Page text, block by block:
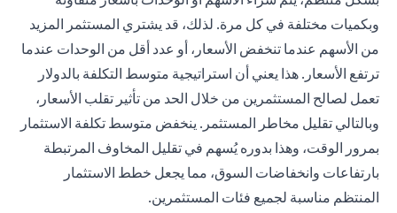
وبكميات مختلفة في كل مرة. لذلك، قد يشتري المستثمر المزيد
من الأسهم عندما تنخفض الأسعار، أو عدد أقل من الوحدات عندما
ترتفع الأسعار. هذا يعني أن استراتيجية متوسط ​​التكلفة بالدولار
تعمل لصالح المستثمرين من خلال الحد من تأثير تقلب الأسعار،
وبالتالي تقليل مخاطر المستثمر. ينخفض ​​متوسط ​​تكلفة الاستثمار
بمرور الوقت، وهذا بدوره يُسهم في تقليل المخاوف المرتبطة
بارتفاعات وانخفاضات السوق، مما يجعل خطط الاستثمار
المنتظم مناسبة لجميع فئات المستثمرين.